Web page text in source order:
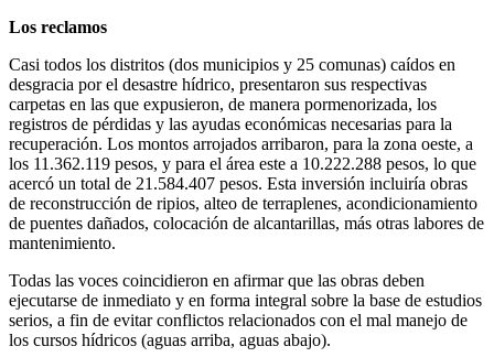
Los reclamos
Casi todos los distritos (dos municipios y 25 comunas) caídos en
desgracia por el desastre hídrico, presentaron sus respectivas
carpetas en las que expusieron, de manera pormenorizada, los
registros de pérdidas y las ayudas económicas necesarias para la
recuperación. Los montos arrojados arribaron, para la zona oeste, a
los 11.362.119 pesos, y para el área este a 10.222.288 pesos, lo que
acercó un total de 21.584.407 pesos. Esta inversión incluiría obras
de reconstrucción de ripios, alteo de terraplenes, acondicionamiento
de puentes dañados, colocación de alcantarillas, más otras labores de
mantenimiento.
Todas las voces coincidieron en afirmar que las obras deben
ejecutarse de inmediato y en forma integral sobre la base de estudios
serios, a fin de evitar conflictos relacionados con el mal manejo de
los cursos hídricos (aguas arriba, aguas abajo).